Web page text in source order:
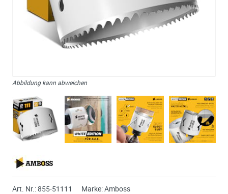
Abbildung kann abweichen
Art. Nr.:855-51111 Marke:Amboss